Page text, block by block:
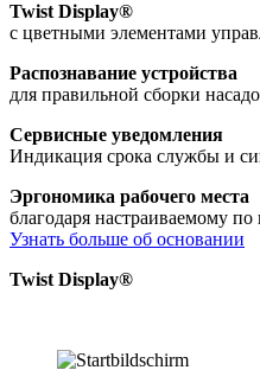
Twist Display®
с цветными элементами
Распознавание устройства​
для правильной сборки
Сервисные уведомления​
Индикация срока службы и
Эргономика рабочего места​
благодаря настраиваемому
Узнать больше об основании
Twist Display®